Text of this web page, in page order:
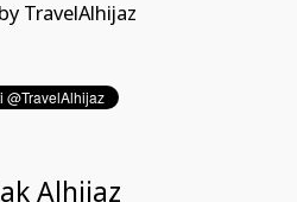
TravelAlhijaz
Alhijaz